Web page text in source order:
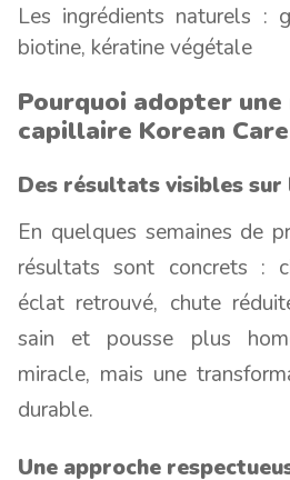
Les ingrédients naturels :
biotine, kératine végétale
Pourquoi adopter
capillaire Korean
Des résultats visibles sur
En quelques semaines de
résultats sont concrets :
éclat retrouvé, chute
sain et pousse plus
miracle, mais une
durable.
Une approche